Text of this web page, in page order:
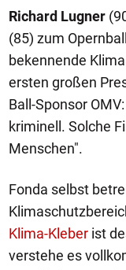
Richard Lugner
(85) zum
bekennende
ersten großen
Ball-Sponsor
kriminell. Solche
Menschen".
Fonda selbst
Klima-Kleber ist
verstehe es